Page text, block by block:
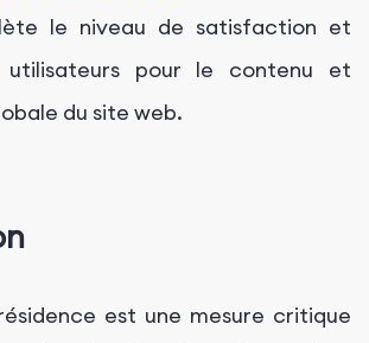
le niveau de satisfaction et
pour le contenu et
du site web.
est une mesure critique